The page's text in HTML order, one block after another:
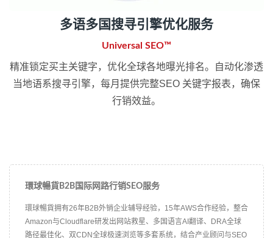
多语多国搜寻引擎优化服务
Universal SEO™
精准锁定买主关键字，优化全球各地曝光排名。自动化渗透
当地语系搜寻引擎，每月提供完整SEO 关键字报表，确保
行销效益。
環球暢貨B2B国际网路行销SEO服务
環球暢貨拥有26年B2B外销企业辅导经验，15年AWS合作经验，整合
Amazon与Cloudflare研发出网站救星、多国语言AI翻译、DRA全球
路径最佳化、双CDN全球极速浏览等多套系统，结合产业顾问与SEO